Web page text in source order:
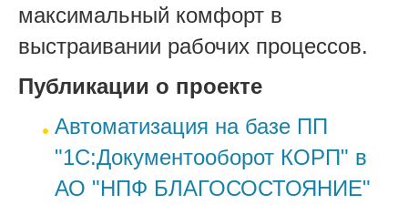
максимальный комфорт в
выстраивании рабочих процессов.
Публикации о проекте
Автоматизация на базе ПП
"1С:Документооборот КОРП" в
АО "НПФ БЛАГОСОСТОЯНИЕ"